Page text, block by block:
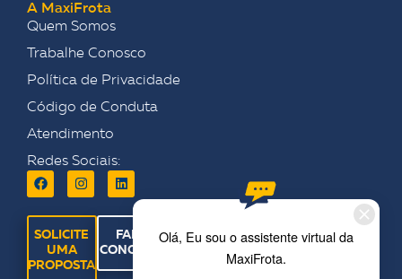
A MaxiFrota
Quem Somos
Trabalhe Conosco
Política de Privacidade
Código de Conduta
Atendimento
Redes Sociais:
SOLICITE
UMA
PROPOSTA
FALE
CONOSCO